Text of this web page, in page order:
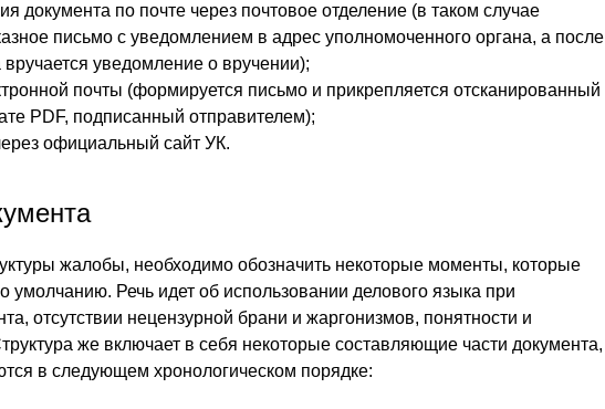
документа по почте через почтовое отделение (в таком случае
письмо с уведомлением в адрес уполномоченного органа, а после
уведомление о вручении);
почты (формируется письмо и прикрепляется отсканированный
PDF, подписанный отправителем);
официальный сайт УК.
жалобы, необходимо обозначить некоторые моменты, которые
умолчанию. Речь идет об использовании делового языка при
отсутствии нецензурной брани и жаргонизмов, понятности и
же включает в себя некоторые составляющие части документа,
в следующем хронологическом порядке: